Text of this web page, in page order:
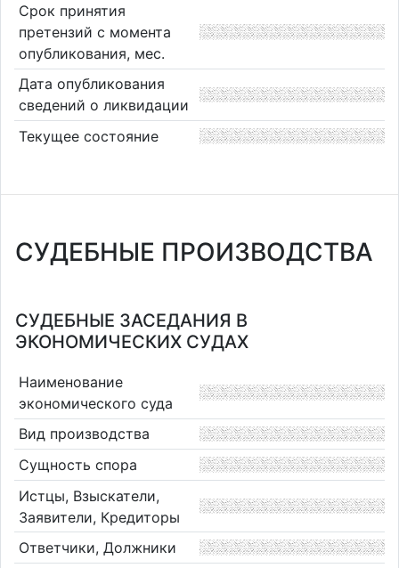
Срок принятия
претензий с момента
опубликования, мес.
Дата опубликования
сведений о ликвидации
Текущее состояние
СУДЕБНЫЕ ПРОИЗВОДСТВА
СУДЕБНЫЕ ЗАСЕДАНИЯ В
ЭКОНОМИЧЕСКИХ СУДАХ
Наименование
экономического суда
Вид производства
Сущность спора
Истцы, Взыскатели,
Заявители, Кредиторы
Ответчики, Должники